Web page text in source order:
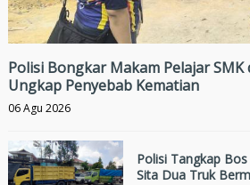
Polisi Bongkar Makam Pelajar SMK
Ungkap Penyebab Kematian
06 Agu 2026
Polisi Tangkap
Sita Dua Truk